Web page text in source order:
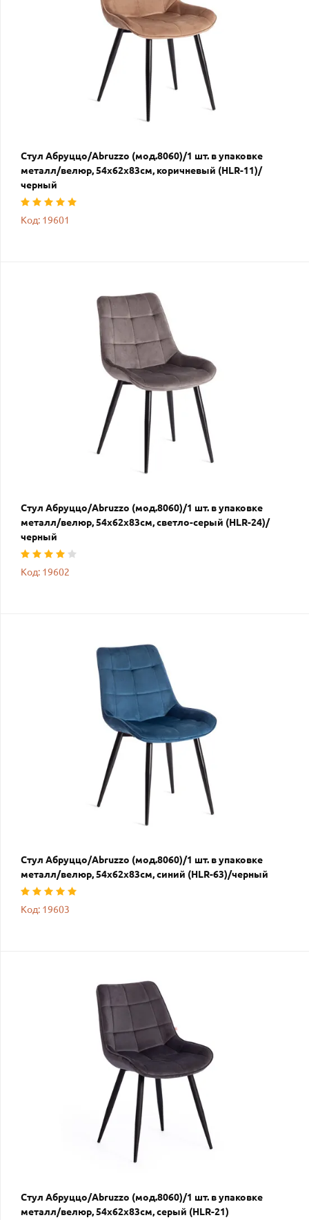
Стул Абруццо/Abruzzo (мод.8060)/1 шт. в упаковке
металл/велюр, 54х62х83см, коричневый (HLR-11)/
черный
Код: 19601
Стул Абруццо/Abruzzo (мод.8060)/1 шт. в упаковке
металл/велюр, 54х62х83см, светло-серый (HLR-24)/
черный
Код: 19602
Стул Абруццо/Abruzzo (мод.8060)/1 шт. в упаковке
металл/велюр, 54х62х83см, синий (HLR-63)/черный
Код: 19603
Стул Абруццо/Abruzzo (мод.8060)/1 шт. в упаковке
металл/велюр, 54х62х83см, серый (HLR-21)